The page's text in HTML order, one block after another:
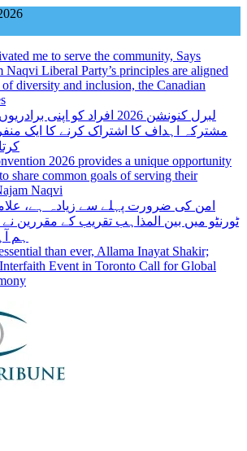
me to serve the community, Says
Naqvi Liberal Party’s principles are aligned
diversity and inclusion, the Canadian
لبرل کنونشن 2026 افراد کو
مشترکہ اہداف کا اشتراک کرنے کا ایک
2026 provides a unique opportunity
share common goals of serving their
Naqvi
امن کی ضرورت پہلے سے زیادہ ہے،
ٹورنٹو میں بین المذاہب تقریب کے مقررین نے
ہم
than ever, Allama Inayat Shakir;
Interfaith Event in Toronto Call for Global